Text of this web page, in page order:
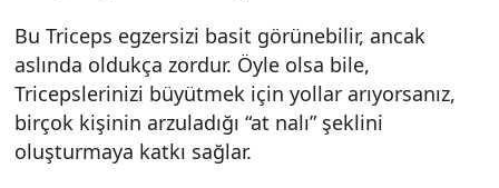
Bu Triceps egzersizi basit görünebilir, ancak
aslında oldukça zordur. Öyle olsa bile,
Tricepslerinizi büyütmek için yollar arıyorsanız,
birçok kişinin arzuladığı “at nalı” şeklini
oluşturmaya katkı sağlar.